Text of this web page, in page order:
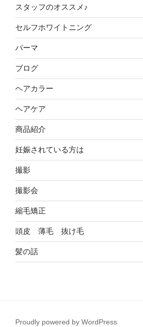
スタッフのオススメ♪
セルフホワイトニング
パーマ
ブログ
ヘアカラー
ヘアケア
商品紹介
妊娠されている方は
撮影
撮影会
縮毛矯正
頭皮 薄毛 抜け毛
髪の話
Proudly powered by WordPress